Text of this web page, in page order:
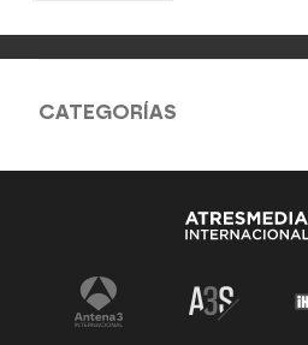
CATEGORÍAS
Antena 3 Noticias El
Tu cara me suena